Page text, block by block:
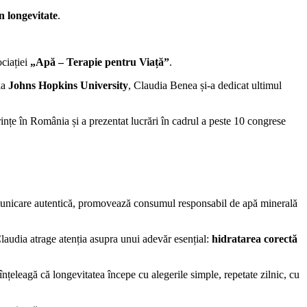
longevitate.
„Apă – Terapie pentru Viață”.
Johns Hopkins University, Claudia Benea și-a dedicat ultimul
în România și a prezentat lucrări în cadrul a peste 10 congrese
autentică, promovează consumul responsabil de apă minerală
atrage atenția asupra unui adevăr esențial: hidratarea corectă
că longevitatea începe cu alegerile simple, repetate zilnic, cu